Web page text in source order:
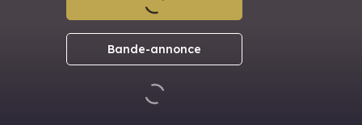
Bande-annonce